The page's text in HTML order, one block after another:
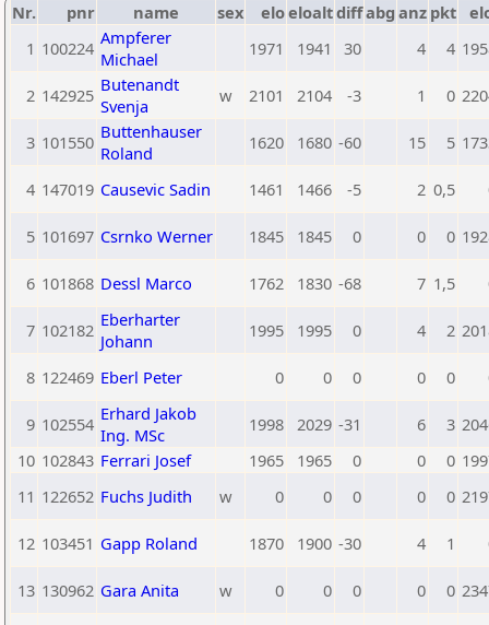
Nr. pnr name sex eloeloaltdiffabg anz pkt
1 100224 Ampferer
Michael
1971 1941 30 4 4
2 142925 Butenandt
Svenja
w 2101 2104 -3 1 0
3 101550 Buttenhauser
Roland
1620 1680 -60 15 5
4 147019 Causevic Sadin 1461 1466 -5 2 0,5
5 101697 Csrnko Werner 1845 1845 0 0 0
6 101868 Dessl Marco 1762 1830 -68 7 1,5
7 102182 Eberharter
Johann
1995 1995 0 4 2
8 122469 Eberl Peter 0 0 0 0 0
9 102554 Erhard Jakob
Ing. MSc
1998 2029 -31 6 3
10 102843 Ferrari Josef 1965 1965 0 0 0
11 122652 Fuchs Judith w 0 0 0 0 0
12 103451 Gapp Roland 1870 1900 -30 4 1
13 130962 Gara Anita w 0 0 0 0 0